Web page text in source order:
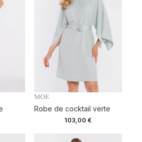
MOE
Robe de cocktail verte
103,00 €